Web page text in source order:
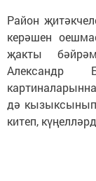
Район
керәшен
җакты
Александр
дә
китеп,